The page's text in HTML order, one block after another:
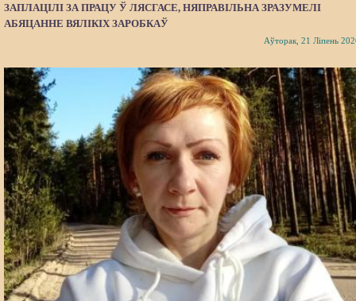
ЗАПЛАЦІЛІ ЗА ПРАЦУ Ў ЛЯСГАСЕ, НЯПРАВІЛЬНА ЗРАЗУМЕЛІ
АБЯЦАННЕ ВЯЛІКІХ ЗАРОБКАЎ
Аўторак, 21 Ліпень